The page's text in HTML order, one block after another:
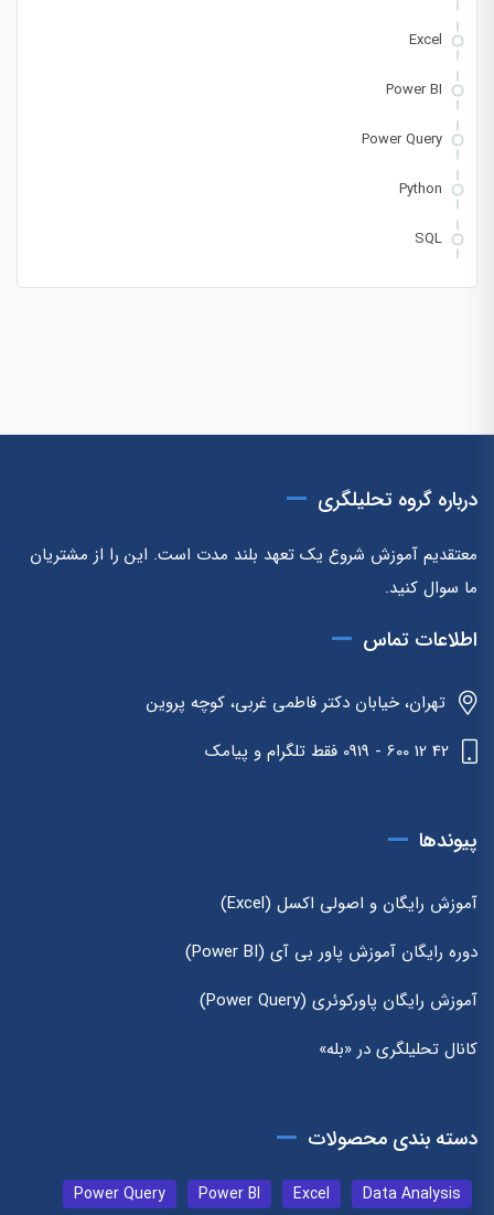
Excel
Power BI
Power Query
Python
SQL
درباره گروه تحلیلگری
معتقدیم آموزش شروع یک تعهد بلند مدت است. این را از مشتریان
ما سوال کنید.
اطلاعات تماس
تهران، خیابان دکتر فاطمی غربی، کوچه پروین
42 12 600 - 0919 فقط تلگرام و پیامک
پیوندها
آموزش رایگان و اصولی اکسل (Excel)
دوره رایگان آموزش پاور بی آی (Power BI)
آموزش رایگان پاورکوئری (Power Query)
کانال تحلیلگری در «بله»
دسته بندی محصولات
Data Analysis
Excel
Power BI
Power Query